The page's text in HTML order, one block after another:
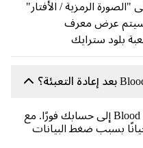
الرمزية / الأفتار"
عرض معرف
سترايك
عادةً ما تُضاف نقاط Blood Strike إلى حسابك فورًا. مع
ضغط البيانات